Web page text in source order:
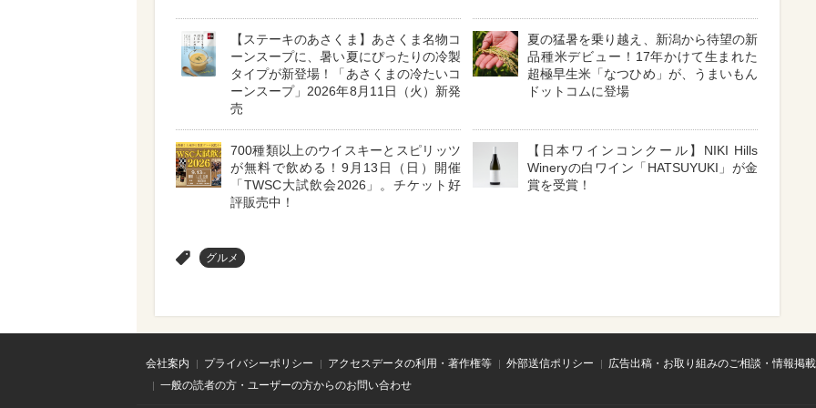
【ステーキのあさくま】あさくま名物コ
ーンスープに、暑い夏にぴったりの冷製
タイプが新登場！「あさくまの冷たいコ
ーンスープ」2026年8月11日（火）新発
売
夏の猛暑を乗り越え、新潟から待望の新
品種米デビュー！17年かけて生まれた
超極早生米「なつひめ」が、うまいもん
ドットコムに登場
700種類以上のウイスキーとスピリッツ
が無料で飲める！9月13日（日）開催
「TWSC大試飲会2026」。チケット好
評販売中！
【日本ワインコンクール】NIKI Hills
Wineryの白ワイン「HATSUYUKI」が金
賞を受賞！
グルメ
会社案内 プライバシーポリシー アクセスデータの利用・著作権等 外部送信ポリシー
広告出稿・お取り組みのご相談・情報掲
一般の読者の方・ユーザーの方からのお問い合わせ